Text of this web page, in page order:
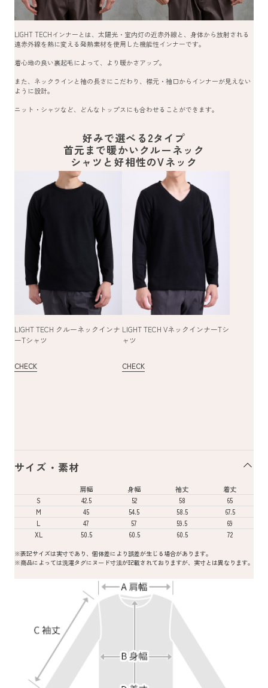
LIGHT TECHインナーとは、太陽光・室内灯の近赤外線と、身体から放射される
遠赤外線を熱に変える発熱素材を使用した機能性インナーです。
着心地の良い裏起毛によって、より暖かさアップ。
また、ネックラインと袖の長さにこだわり、襟元・袖口からインナーが見えない
ように設計。
ニット・シャツなど、どんなトップスにも合わせることができます。
好みで選べる2タイプ
首元まで暖かいクルーネック
シャツと好相性のVネック
LIGHT TECH クルーネックインナ
ーTシャツ
CHECK
LIGHT TECH VネックインナーTシ
ャツ
CHECK
サイズ・素材
肩幅 身幅 袖丈
着丈
S
42.5 52 58
65
M
45 54.5 58.5
67.5
L
47 57 59.5
69
XL
50.5 60.5 60.5 72
※表記サイズは実寸であり、個体差により誤差が生じる場合があります。
※商品によっては洗濯タグにヌード寸法が記載されておりますが、実寸とは異なります。